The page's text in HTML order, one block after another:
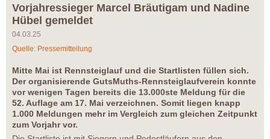
Vorjahressieger Marcel Bräutigam und Nadine
Hübel gemeldet
04.03.25
Quelle: Pressemitteilung
Mitte Mai ist Rennsteiglauf und die Startlisten füllen sich.
Der organisierende GutsMuths-Rennsteiglaufverein konnte
vor wenigen Tagen bereits die 13.000ste Meldung für die
52. Auflage am 17. Mai verzeichnen. Somit liegen knapp
1.000 Meldungen mehr im Vergleich zum gleichen Zeitpunkt
zum Vorjahr vor.